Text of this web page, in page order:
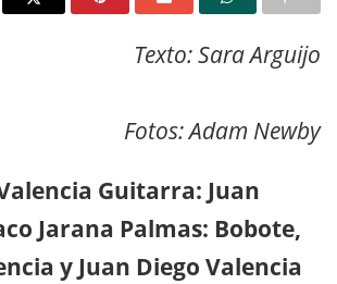
Texto: Sara Arguijo
Fotos: Adam Newby
Guitarra: Juan
Jarana Palmas: Bobote,
y Juan Diego Valencia